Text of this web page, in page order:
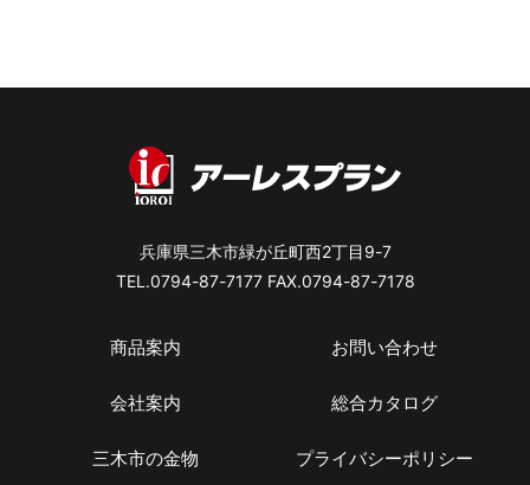
兵庫県三木市緑が丘町西2丁目9-7
TEL.0794-87-7177 FAX.0794-87-7178
商品案内 お問い合わせ
会社案内 総合カタログ
三木市の金物 プライバシーポリシー